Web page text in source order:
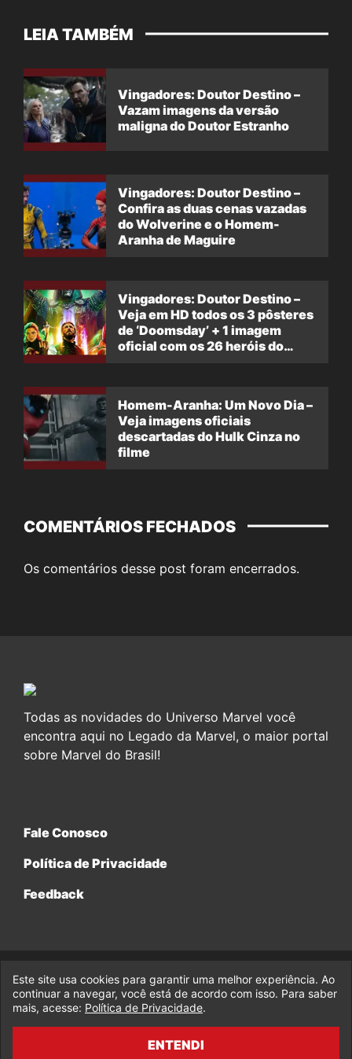
LEIA TAMBÉM
Vingadores: Doutor Destino –
Vazam imagens da versão
maligna do Doutor Estranho
Vingadores: Doutor Destino –
Confira as duas cenas vazadas
do Wolverine e o Homem-
Aranha de Maguire
Vingadores: Doutor Destino –
Veja em HD todos os 3 pôsteres
de ‘Doomsday’ + 1 imagem
oficial com os 26 heróis do
Homem-Aranha: Um Novo Dia –
Veja imagens oficiais
descartadas do Hulk Cinza no
filme
COMENTÁRIOS FECHADOS
Os comentários desse post foram encerrados.
Todas as novidades do Universo Marvel você
encontra aqui no Legado da Marvel, o maior portal
sobre Marvel do Brasil!
Fale Conosco
Política de Privacidade
Feedback
© 2017-2026 Legado da Marvel, uma empresa da Legado
Enterprises.
fabiolobo
Este site usa cookies para garantir uma melhor experiência. Ao
continuar a navegar, você está de acordo com isso. Para saber
mais, acesse: Política de Privacidade.
ENTENDI